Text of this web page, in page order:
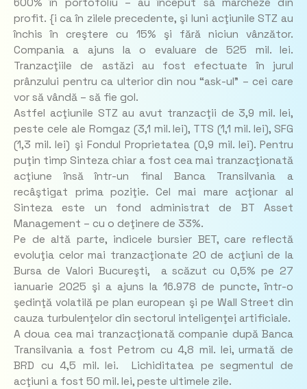
profit. {i ca în zilele precedente, şi luni acţiunile STZ au
închis în creştere cu 15% şi fără niciun vânzător.
Compania a ajuns la o evaluare de 525 mil. lei.
Tranzacţiile de astăzi au fost efectuate în jurul
prânzului pentru ca ulterior din nou “ask-ul” – cei care
vor să vândă – să fie gol.
Astfel acţiunile STZ au avut tranzacţii de 3,9 mil. lei,
peste cele ale Romgaz (3,1 mil. lei), TTS (1,1 mil. lei), SFG
(1,3 mil. lei) şi Fondul Proprietatea (0,9 mil. lei). Pentru
puţin timp Sinteza chiar a fost cea mai tranzacţionată
acţiune însă într-un final Banca Transilvania a
recâştigat prima poziţie. Cel mai mare acţionar al
Sinteza este un fond administrat de BT Asset
Management – cu o deţinere de 33%.
Pe de altă parte, indicele bursier BET, care reflectă
evoluţia celor mai tranzacţionate 20 de acţiuni de la
Bursa de Valori Bucureşti, a scăzut cu 0,5% pe 27
ianuarie 2025 şi a ajuns la 16.978 de puncte, într-o
şedinţă volatilă pe plan european şi pe Wall Street din
cauza turbulenţelor din sectorul inteligenţei artificiale.
A doua cea mai tranzacţionată companie după Banca
Transilvania a fost Petrom cu 4,8 mil. lei, urmată de
BRD cu 4,5 mil. lei. Lichiditatea pe segmentul de
acţiuni a fost 50 mil. lei, peste ultimele zile.